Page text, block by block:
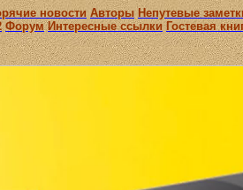
новости Авторы Непутевые
Форум Интересные ссылки Гостевая